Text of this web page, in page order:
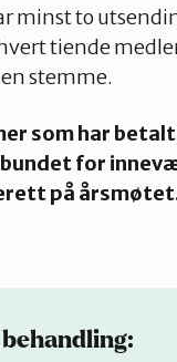
minst to
tiende
stemme.
som har
for
på